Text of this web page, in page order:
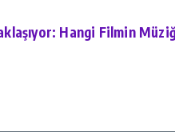
Hangi Filmin